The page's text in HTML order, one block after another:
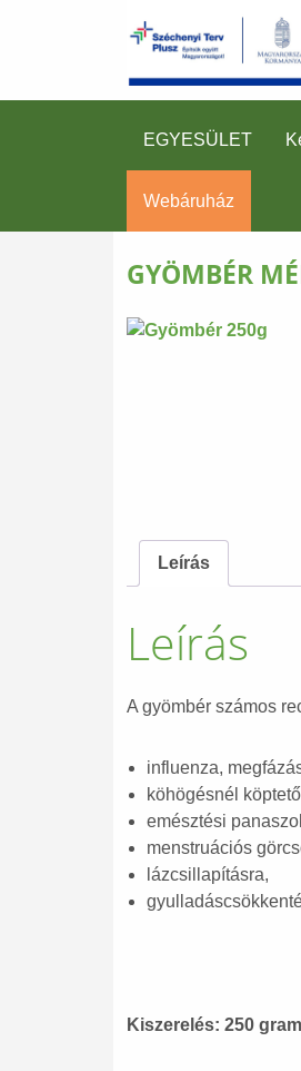
EGYESÜLET
Webáruház
GYÖMBÉR
Leírás
Leírás
A gyömbér számos
influenza,
köhögésnél
emésztési
menstruációs
lázcsillapításra,
Kiszerelés: 250